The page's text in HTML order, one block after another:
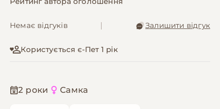
Немає відгуків Залишити відгук
Користується є-Пет 1 рік
2 роки Самка